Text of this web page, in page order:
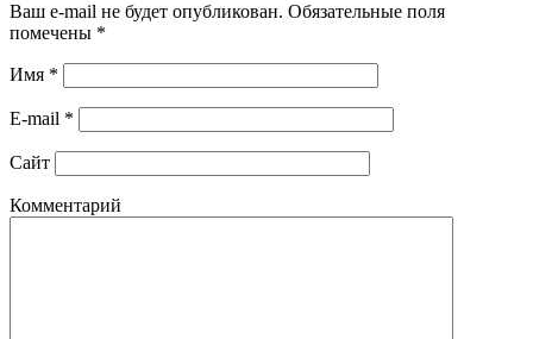
Ваш e-mail не будет опубликован. Обязательные поля
помечены *
Имя *
E-mail *
Сайт
Комментарий